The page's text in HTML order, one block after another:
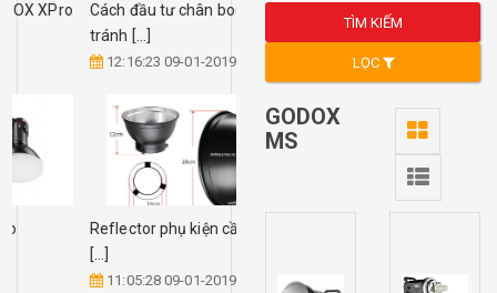
TÌM KIẾM
LỌC
GODOX
MS
Trigger kích đèn GODOX XPro
22:39:19 15-09-2019
Giải pháp đèn tóc cho
13:49:04 15-08-2019
Cách đầu tư chân boom
12:16:23 09-01-2019
Reflector phụ kiện cần thiết
11:05:28 09-01-2019